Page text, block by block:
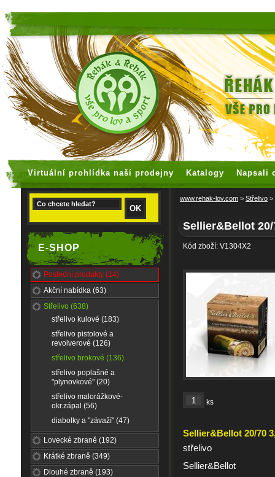
Virtuální prohlídka naší prodejny Katalogy Napsali
E-SHOP
Poslední produkty (14)
Akční nabídka (63)
Střelivo (638)
střelivo kulové (183)
střelivo pistolové a
revolverové (126)
střelivo brokové (136)
střelivo poplašné a
"plynovkové" (20)
střelivo malorážkové-
okr.zápal (56)
diabolky a "závaží" (47)
Lovecké zbraně (192)
Krátké zbraně (349)
Dlouhé zbraně (193)
www.rehak-lov.com > Střelivo >
Sellier&Bellot
Kód zboží: V1304X2
ks
Sellier&Bellot 20/70
střelivo
Sellier&Bellot